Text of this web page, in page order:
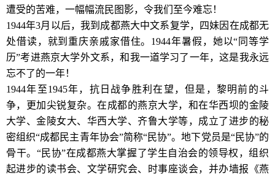
遭受的苦难，一幅幅流民图影，令我们至今难忘！
1944年3月以后，我到成都燕大中文系复学，四妹因在成都无
处借读，就到重庆亲戚家借住。1944年暑假，她以“同等学
历”考进燕京大学外文系，和我一道学习了一年，这是我永远
忘不了的一年！
1944年至1945年，抗日战争胜利在望，但是，黎明前的斗
争，更加尖锐复杂。在成都的燕京大学，和在华西坝的金陵
大学、金陵女大、华西大学、齐鲁大学等，成立了进步的秘
密组织“成都民主青年协会”简称“民协”。地下党员是“民协”的
骨干。“民协”在成都燕大掌握了学生自治会的领导权，组织
起进步的读书会、文学研究会、时事座谈会，并办墙报《燕